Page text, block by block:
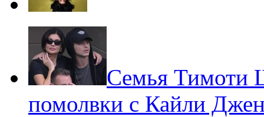
Семья Тимоти
помолвки с Кайли